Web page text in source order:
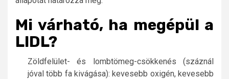
Mi várható, ha megépül a
LIDL?
Zöldfelület- és lombtömeg-csökkenés (száznál
jóval több fa kivágása): kevesebb oxigén, kevesebb